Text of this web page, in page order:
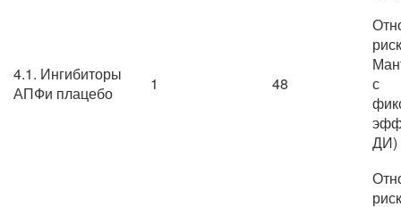
4.1. Ингибиторы
АПФи плацебо
1 48
с
ДИ)